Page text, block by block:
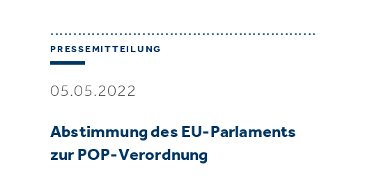
PRESSEMITTEILUNG
05.05.2022
Abstimmung des EU-Parlaments
zur POP-Verordnung